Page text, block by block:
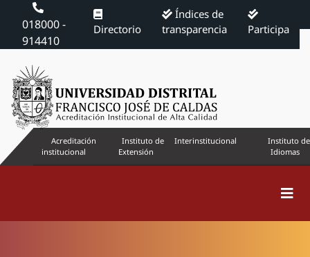
018000 -
914410
Directorio
Índices de
transparencia
Participa
Acreditación
institucional
Instituto de
Extensión
Interinstitucional
Instituto de
Idiomas